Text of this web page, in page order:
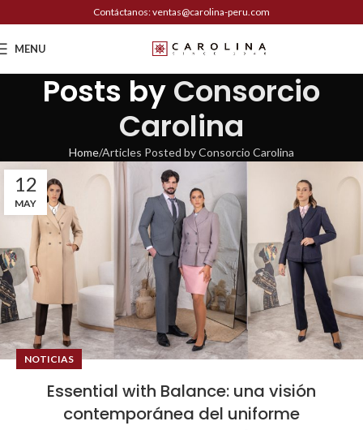
Contáctanos: ventas@carolina-peru.com
MENU
Posts byConsorcio
Carolina
Home Articles Posted by Consorcio Carolina
12
MAY
NOTICIAS
Essential with Balance: una visión
contemporánea del uniforme